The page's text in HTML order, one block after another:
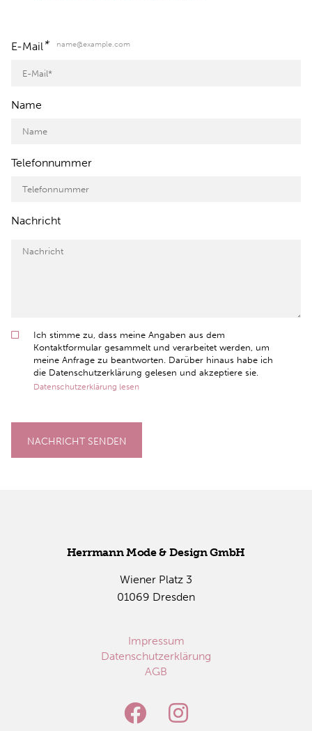
E-Mail* name@example.com
Name
Telefonnummer
Nachricht
Ich stimme zu, dass meine Angaben aus dem
Kontaktformular gesammelt und verarbeitet werden, um
meine Anfrage zu beantworten. Darüber hinaus habe ich
die Datenschutzerklärung gelesen und akzeptiere sie.
Datenschutzerklärung lesen
NACHRICHT SENDEN
Herr­mann Mode & De­sign GmbH
Wie­ner Platz 3
01069 Dres­den
Impressum
Datenschutzerklärung
AGB